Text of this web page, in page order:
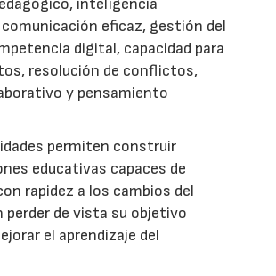
inteligencia
eficaz, gestión del
digital, capacidad para
resolución de conflictos,
y pensamiento
permiten construir
educativas capaces de
rapidez a los cambios del
perder de vista su objetivo
el aprendizaje del